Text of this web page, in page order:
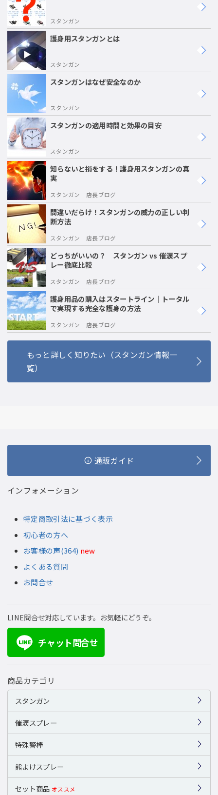
スタンガン
護身用スタンガンとは
スタンガン
スタンガンはなぜ安全なのか
スタンガン
スタンガンの適用時間と効果の目安
スタンガン
知らないと損をする！護身用スタンガンの真
実
スタンガン 店長ブログ
間違いだらけ！スタンガンの威力の正しい判
断方法
スタンガン 店長ブログ
どっちがいいの？ スタンガン vs 催涙スプ
レー徹底比較
スタンガン 店長ブログ
護身用品の購入はスタートライン｜トータル
で実現する完全な護身の方法
スタンガン 店長ブログ
もっと詳しく知りたい（スタンガン情報一
覧）
通販ガイド
インフォメーション
特定商取引法に基づく表示
初心者の方へ
お客様の声(364) new
よくある質問
お問合せ
LINE問合せ対応しています。お気軽にどうぞ。
LINE チャット問合せ
商品カテゴリ
スタンガン
催涙スプレー
特殊警棒
熊よけスプレー
セット商品 オススメ